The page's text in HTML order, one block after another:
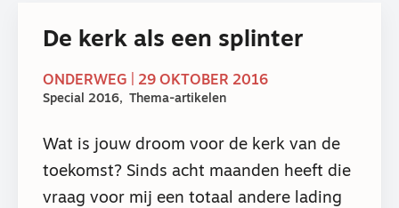
De kerk als een splinter
ONDERWEG | 29 OKTOBER 2016
Special 2016 Thema-artikelen
Wat is jouw droom voor de kerk van de
toekomst? Sinds acht maanden heeft die
vraag voor mij een totaal andere lading